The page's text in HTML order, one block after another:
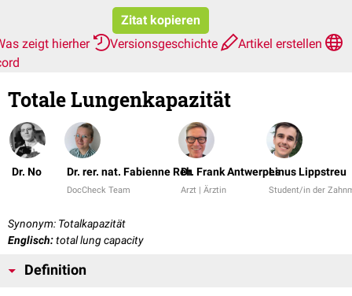
Zitat kopieren
zeigt hierher
Versionsgeschichte
Artikel erstellen
Totale Lungenkapazität
Dr. No Dr. rer. nat. Fabienne Reh
DocCheck Team
Dr. Frank Antwerpes
Arzt | Ärztin
Linus Lippstreu
Student/in der
Synonym: Totalkapazität
Englisch:total lung capacity
Definition